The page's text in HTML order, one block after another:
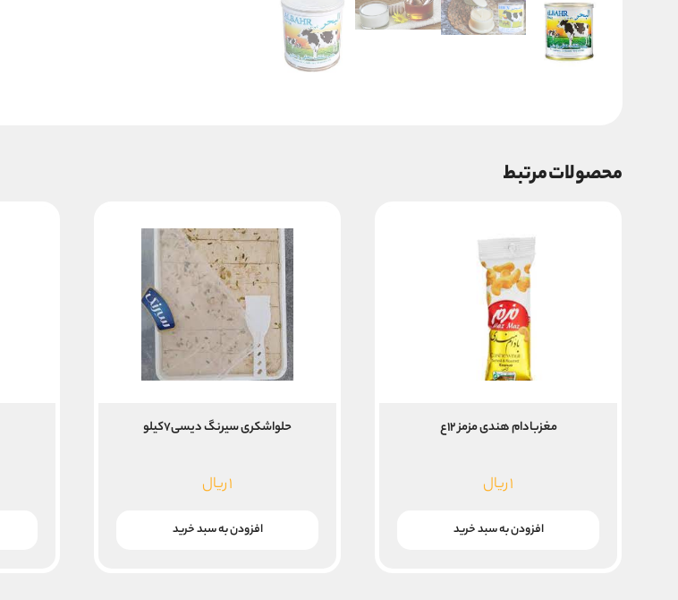
محصولات مرتبط
مغزبادام هندی مزمز ۱۲ع
۱ریال
افزودن به سبد خرید
حلواشکری سیرنگ دیسی۷کیلو
۱ریال
افزودن به سبد خرید